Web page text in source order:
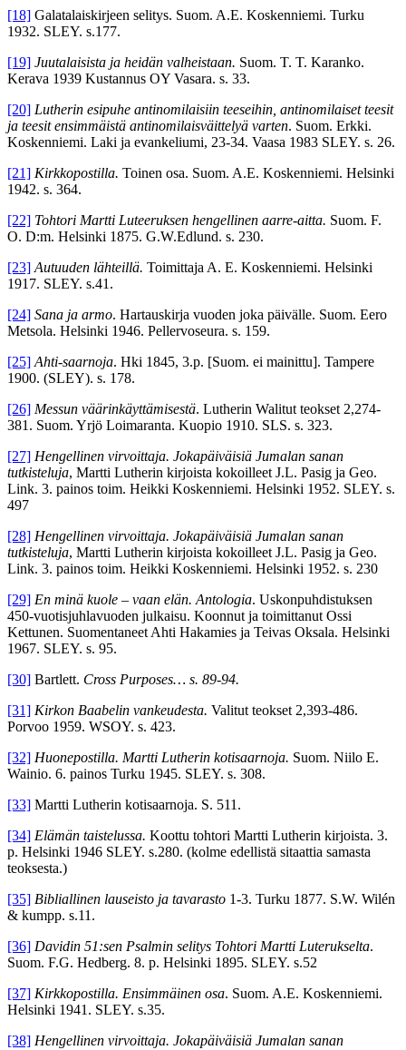
[18] Galatalaiskirjeen selitys. Suom. A.E. Koskenniemi. Turku
1932. SLEY. s.177.
[19] Juutalaisista ja heidän valheistaan. Suom. T. T. Karanko.
Kerava 1939 Kustannus OY Vasara. s. 33.
[20] Lutherin esipuhe antinomilaisiin teeseihin, antinomilaiset teesit
ja teesit ensimmäistä antinomilaisväittelyä varten. Suom. Erkki.
Koskenniemi. Laki ja evankeliumi, 23-34. Vaasa 1983 SLEY. s. 26.
[21] Kirkkopostilla. Toinen osa. Suom. A.E. Koskenniemi. Helsinki
1942. s. 364.
[22] Tohtori Martti Luteeruksen hengellinen aarre-aitta. Suom. F.
O. D:m. Helsinki 1875. G.W.Edlund. s. 230.
[23] Autuuden lähteillä. Toimittaja A. E. Koskenniemi. Helsinki
1917. SLEY. s.41.
[24] Sana ja armo. Hartauskirja vuoden joka päivälle. Suom. Eero
Metsola. Helsinki 1946. Pellervoseura. s. 159.
[25] Ahti-saarnoja. Hki 1845, 3.p. [Suom. ei mainittu]. Tampere
1900. (SLEY). s. 178.
[26] Messun väärinkäyttämisestä. Lutherin Walitut teokset 2,274-
381. Suom. Yrjö Loimaranta. Kuopio 1910. SLS. s. 323.
[27] Hengellinen virvoittaja. Jokapäiväisiä Jumalan sanan
tutkisteluja, Martti Lutherin kirjoista kokoilleet J.L. Pasig ja Geo.
Link. 3. painos toim. Heikki Koskenniemi. Helsinki 1952. SLEY. s.
497
[28] Hengellinen virvoittaja. Jokapäiväisiä Jumalan sanan
tutkisteluja, Martti Lutherin kirjoista kokoilleet J.L. Pasig ja Geo.
Link. 3. painos toim. Heikki Koskenniemi. Helsinki 1952. s. 230
[29] En minä kuole – vaan elän. Antologia. Uskonpuhdistuksen
450-vuotisjuhlavuoden julkaisu. Koonnut ja toimittanut Ossi
Kettunen. Suomentaneet Ahti Hakamies ja Teivas Oksala. Helsinki
1967. SLEY. s. 95.
[30] Bartlett. Cross Purposes… s. 89-94.
[31] Kirkon Baabelin vankeudesta. Valitut teokset 2,393-486.
Porvoo 1959. WSOY. s. 423.
[32] Huonepostilla. Martti Lutherin kotisaarnoja. Suom. Niilo E.
Wainio. 6. painos Turku 1945. SLEY. s. 308.
[33] Martti Lutherin kotisaarnoja. S. 511.
[34] Elämän taistelussa. Koottu tohtori Martti Lutherin kirjoista. 3.
p. Helsinki 1946 SLEY. s.280. (kolme edellistä sitaattia samasta
teoksesta.)
[35] Bibliallinen lauseisto ja tavarasto 1-3. Turku 1877. S.W. Wilén
& kumpp. s.11.
[36] Davidin 51:sen Psalmin selitys Tohtori Martti Luterukselta.
Suom. F.G. Hedberg. 8. p. Helsinki 1895. SLEY. s.52
[37] Kirkkopostilla. Ensimmäinen osa. Suom. A.E. Koskenniemi.
Helsinki 1941. SLEY. s.35.
[38] Hengellinen virvoittaja. Jokapäiväisiä Jumalan sanan